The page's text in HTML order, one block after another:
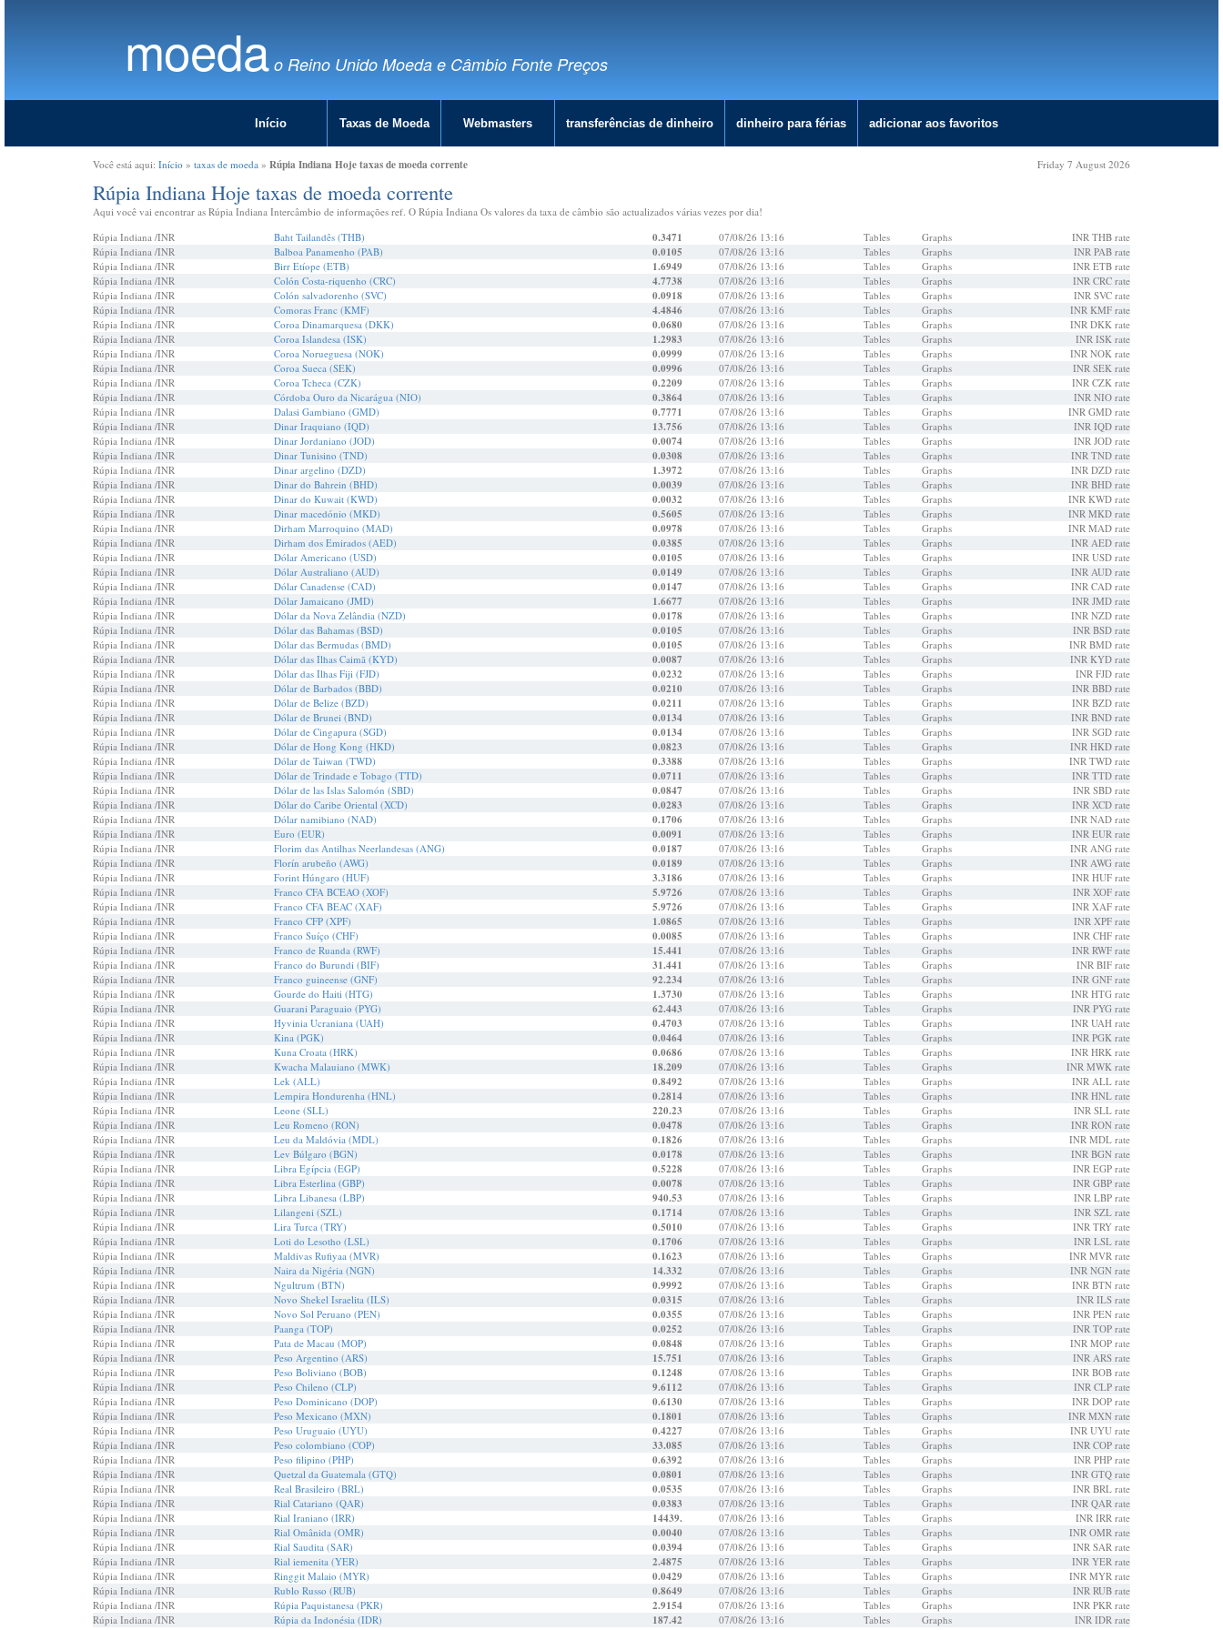
moeda o Reino Unido Moeda e Câmbio Fonte Preços
Início Taxas de Moeda Webmasters transferências de dinheiro dinheiro para férias adicionar aos favoritos
Você está aqui: Início » taxas de moeda » Rúpia Indiana Hoje taxas de moeda corrente Friday 7 August 2026
Rúpia Indiana Hoje taxas de moeda corrente
Aqui você vai encontrar as Rúpia Indiana Intercâmbio de informações ref. O Rúpia Indiana Os valores da taxa de câmbio são actualizados várias vezes por dia!
Rúpia Indiana /INR
Baht Tailandês (THB) 0.3471 07/08/26 13:16 Tables Graphs
INR THB rate
Rúpia Indiana /INR
Balboa Panamenho (PAB) 0.0105 07/08/26 13:16 Tables Graphs
INR PAB rate
Rúpia Indiana /INR
Birr Etíope (ETB) 1.6949 07/08/26 13:16 Tables Graphs
INR ETB rate
Rúpia Indiana /INR
Colón Costa-riquenho (CRC) 4.7738 07/08/26 13:16 Tables Graphs
INR CRC rate
Rúpia Indiana /INR
Colón salvadorenho (SVC) 0.0918 07/08/26 13:16 Tables Graphs
INR SVC rate
Rúpia Indiana /INR
Comoras Franc (KMF) 4.4846 07/08/26 13:16 Tables Graphs
INR KMF rate
Rúpia Indiana /INR
Coroa Dinamarquesa (DKK) 0.0680 07/08/26 13:16 Tables Graphs
INR DKK rate
Rúpia Indiana /INR
Coroa Islandesa (ISK) 1.2983 07/08/26 13:16 Tables Graphs
INR ISK rate
Rúpia Indiana /INR
Coroa Norueguesa (NOK) 0.0999 07/08/26 13:16 Tables Graphs
INR NOK rate
Rúpia Indiana /INR
Coroa Sueca (SEK) 0.0996 07/08/26 13:16 Tables Graphs
INR SEK rate
Rúpia Indiana /INR
Coroa Tcheca (CZK) 0.2209 07/08/26 13:16 Tables Graphs
INR CZK rate
Rúpia Indiana /INR
Córdoba Ouro da Nicarágua (NIO) 0.3864 07/08/26 13:16 Tables Graphs
INR NIO rate
Rúpia Indiana /INR
Dalasi Gambiano (GMD) 0.7771 07/08/26 13:16 Tables Graphs
INR GMD rate
Rúpia Indiana /INR
Dinar Iraquiano (IQD) 13.756 07/08/26 13:16 Tables Graphs
INR IQD rate
Rúpia Indiana /INR
Dinar Jordaniano (JOD) 0.0074 07/08/26 13:16 Tables Graphs
INR JOD rate
Rúpia Indiana /INR
Dinar Tunisino (TND) 0.0308 07/08/26 13:16 Tables Graphs
INR TND rate
Rúpia Indiana /INR
Dinar argelino (DZD) 1.3972 07/08/26 13:16 Tables Graphs
INR DZD rate
Rúpia Indiana /INR
Dinar do Bahrein (BHD) 0.0039 07/08/26 13:16 Tables Graphs
INR BHD rate
Rúpia Indiana /INR
Dinar do Kuwait (KWD) 0.0032 07/08/26 13:16 Tables Graphs
INR KWD rate
Rúpia Indiana /INR
Dinar macedónio (MKD) 0.5605 07/08/26 13:16 Tables Graphs
INR MKD rate
Rúpia Indiana /INR
Dirham Marroquino (MAD) 0.0978 07/08/26 13:16 Tables Graphs
INR MAD rate
Rúpia Indiana /INR
Dirham dos Emirados (AED) 0.0385 07/08/26 13:16 Tables Graphs
INR AED rate
Rúpia Indiana /INR
Dólar Americano (USD) 0.0105 07/08/26 13:16 Tables Graphs
INR USD rate
Rúpia Indiana /INR
Dólar Australiano (AUD) 0.0149 07/08/26 13:16 Tables Graphs
INR AUD rate
Rúpia Indiana /INR
Dólar Canadense (CAD) 0.0147 07/08/26 13:16 Tables Graphs
INR CAD rate
Rúpia Indiana /INR
Dólar Jamaicano (JMD) 1.6677 07/08/26 13:16 Tables Graphs
INR JMD rate
Rúpia Indiana /INR
Dólar da Nova Zelândia (NZD) 0.0178 07/08/26 13:16 Tables Graphs
INR NZD rate
Rúpia Indiana /INR
Dólar das Bahamas (BSD) 0.0105 07/08/26 13:16 Tables Graphs
INR BSD rate
Rúpia Indiana /INR
Dólar das Bermudas (BMD) 0.0105 07/08/26 13:16 Tables Graphs
INR BMD rate
Rúpia Indiana /INR
Dólar das Ilhas Caimã (KYD) 0.0087 07/08/26 13:16 Tables Graphs
INR KYD rate
Rúpia Indiana /INR
Dólar das Ilhas Fiji (FJD) 0.0232 07/08/26 13:16 Tables Graphs
INR FJD rate
Rúpia Indiana /INR
Dólar de Barbados (BBD) 0.0210 07/08/26 13:16 Tables Graphs
INR BBD rate
Rúpia Indiana /INR
Dólar de Belize (BZD) 0.0211 07/08/26 13:16 Tables Graphs
INR BZD rate
Rúpia Indiana /INR
Dólar de Brunei (BND) 0.0134 07/08/26 13:16 Tables Graphs
INR BND rate
Rúpia Indiana /INR
Dólar de Cingapura (SGD) 0.0134 07/08/26 13:16 Tables Graphs
INR SGD rate
Rúpia Indiana /INR
Dólar de Hong Kong (HKD) 0.0823 07/08/26 13:16 Tables Graphs
INR HKD rate
Rúpia Indiana /INR
Dólar de Taiwan (TWD) 0.3388 07/08/26 13:16 Tables Graphs
INR TWD rate
Rúpia Indiana /INR
Dólar de Trindade e Tobago (TTD) 0.0711 07/08/26 13:16 Tables Graphs
INR TTD rate
Rúpia Indiana /INR
Dólar de las Islas Salomón (SBD) 0.0847 07/08/26 13:16 Tables Graphs
INR SBD rate
Rúpia Indiana /INR
Dólar do Caribe Oriental (XCD) 0.0283 07/08/26 13:16 Tables Graphs
INR XCD rate
Rúpia Indiana /INR
Dólar namibiano (NAD) 0.1706 07/08/26 13:16 Tables Graphs
INR NAD rate
Rúpia Indiana /INR
Euro (EUR) 0.0091 07/08/26 13:16 Tables Graphs
INR EUR rate
Rúpia Indiana /INR
Florim das Antilhas Neerlandesas (ANG) 0.0187 07/08/26 13:16 Tables Graphs
INR ANG rate
Rúpia Indiana /INR
Florín arubeño (AWG) 0.0189 07/08/26 13:16 Tables Graphs
INR AWG rate
Rúpia Indiana /INR
Forint Húngaro (HUF) 3.3186 07/08/26 13:16 Tables Graphs
INR HUF rate
Rúpia Indiana /INR
Franco CFA BCEAO (XOF) 5.9726 07/08/26 13:16 Tables Graphs
INR XOF rate
Rúpia Indiana /INR
Franco CFA BEAC (XAF) 5.9726 07/08/26 13:16 Tables Graphs
INR XAF rate
Rúpia Indiana /INR
Franco CFP (XPF) 1.0865 07/08/26 13:16 Tables Graphs
INR XPF rate
Rúpia Indiana /INR
Franco Suíço (CHF) 0.0085 07/08/26 13:16 Tables Graphs
INR CHF rate
Rúpia Indiana /INR
Franco de Ruanda (RWF) 15.441 07/08/26 13:16 Tables Graphs
INR RWF rate
Rúpia Indiana /INR
Franco do Burundi (BIF) 31.441 07/08/26 13:16 Tables Graphs
INR BIF rate
Rúpia Indiana /INR
Franco guineense (GNF) 92.234 07/08/26 13:16 Tables Graphs
INR GNF rate
Rúpia Indiana /INR
Gourde do Haiti (HTG) 1.3730 07/08/26 13:16 Tables Graphs
INR HTG rate
Rúpia Indiana /INR
Guarani Paraguaio (PYG) 62.443 07/08/26 13:16 Tables Graphs
INR PYG rate
Rúpia Indiana /INR
Hyvinia Ucraniana (UAH) 0.4703 07/08/26 13:16 Tables Graphs
INR UAH rate
Rúpia Indiana /INR
Kina (PGK) 0.0464 07/08/26 13:16 Tables Graphs
INR PGK rate
Rúpia Indiana /INR
Kuna Croata (HRK) 0.0686 07/08/26 13:16 Tables Graphs
INR HRK rate
Rúpia Indiana /INR
Kwacha Malauiano (MWK) 18.209 07/08/26 13:16 Tables Graphs
INR MWK rate
Rúpia Indiana /INR
Lek (ALL) 0.8492 07/08/26 13:16 Tables Graphs
INR ALL rate
Rúpia Indiana /INR
Lempira Hondurenha (HNL) 0.2814 07/08/26 13:16 Tables Graphs
INR HNL rate
Rúpia Indiana /INR
Leone (SLL) 220.23 07/08/26 13:16 Tables Graphs
INR SLL rate
Rúpia Indiana /INR
Leu Romeno (RON) 0.0478 07/08/26 13:16 Tables Graphs
INR RON rate
Rúpia Indiana /INR
Leu da Maldóvia (MDL) 0.1826 07/08/26 13:16 Tables Graphs
INR MDL rate
Rúpia Indiana /INR
Lev Búlgaro (BGN) 0.0178 07/08/26 13:16 Tables Graphs
INR BGN rate
Rúpia Indiana /INR
Libra Egípcia (EGP) 0.5228 07/08/26 13:16 Tables Graphs
INR EGP rate
Rúpia Indiana /INR
Libra Esterlina (GBP) 0.0078 07/08/26 13:16 Tables Graphs
INR GBP rate
Rúpia Indiana /INR
Libra Libanesa (LBP) 940.53 07/08/26 13:16 Tables Graphs
INR LBP rate
Rúpia Indiana /INR
Lilangeni (SZL) 0.1714 07/08/26 13:16 Tables Graphs
INR SZL rate
Rúpia Indiana /INR
Lira Turca (TRY) 0.5010 07/08/26 13:16 Tables Graphs
INR TRY rate
Rúpia Indiana /INR
Loti do Lesotho (LSL) 0.1706 07/08/26 13:16 Tables Graphs
INR LSL rate
Rúpia Indiana /INR
Maldivas Rufiyaa (MVR) 0.1623 07/08/26 13:16 Tables Graphs
INR MVR rate
Rúpia Indiana /INR
Naira da Nigéria (NGN) 14.332 07/08/26 13:16 Tables Graphs
INR NGN rate
Rúpia Indiana /INR
Ngultrum (BTN) 0.9992 07/08/26 13:16 Tables Graphs
INR BTN rate
Rúpia Indiana /INR
Novo Shekel Israelita (ILS) 0.0315 07/08/26 13:16 Tables Graphs
INR ILS rate
Rúpia Indiana /INR
Novo Sol Peruano (PEN) 0.0355 07/08/26 13:16 Tables Graphs
INR PEN rate
Rúpia Indiana /INR
Paanga (TOP) 0.0252 07/08/26 13:16 Tables Graphs
INR TOP rate
Rúpia Indiana /INR
Pata de Macau (MOP) 0.0848 07/08/26 13:16 Tables Graphs
INR MOP rate
Rúpia Indiana /INR
Peso Argentino (ARS) 15.751 07/08/26 13:16 Tables Graphs
INR ARS rate
Rúpia Indiana /INR
Peso Boliviano (BOB) 0.1248 07/08/26 13:16 Tables Graphs
INR BOB rate
Rúpia Indiana /INR
Peso Chileno (CLP) 9.6112 07/08/26 13:16 Tables Graphs
INR CLP rate
Rúpia Indiana /INR
Peso Dominicano (DOP) 0.6130 07/08/26 13:16 Tables Graphs
INR DOP rate
Rúpia Indiana /INR
Peso Mexicano (MXN) 0.1801 07/08/26 13:16 Tables Graphs
INR MXN rate
Rúpia Indiana /INR
Peso Uruguaio (UYU) 0.4227 07/08/26 13:16 Tables Graphs
INR UYU rate
Rúpia Indiana /INR
Peso colombiano (COP) 33.085 07/08/26 13:16 Tables Graphs
INR COP rate
Rúpia Indiana /INR
Peso filipino (PHP) 0.6392 07/08/26 13:16 Tables Graphs
INR PHP rate
Rúpia Indiana /INR
Quetzal da Guatemala (GTQ) 0.0801 07/08/26 13:16 Tables Graphs
INR GTQ rate
Rúpia Indiana /INR
Real Brasileiro (BRL) 0.0535 07/08/26 13:16 Tables Graphs
INR BRL rate
Rúpia Indiana /INR
Rial Catariano (QAR) 0.0383 07/08/26 13:16 Tables Graphs
INR QAR rate
Rúpia Indiana /INR
Rial Iraniano (IRR) 14439. 07/08/26 13:16 Tables Graphs
INR IRR rate
Rúpia Indiana /INR
Rial Omânida (OMR) 0.0040 07/08/26 13:16 Tables Graphs
INR OMR rate
Rúpia Indiana /INR
Rial Saudita (SAR) 0.0394 07/08/26 13:16 Tables Graphs
INR SAR rate
Rúpia Indiana /INR
Rial iemenita (YER) 2.4875 07/08/26 13:16 Tables Graphs
INR YER rate
Rúpia Indiana /INR
Ringgit Malaio (MYR) 0.0429 07/08/26 13:16 Tables Graphs
INR MYR rate
Rúpia Indiana /INR
Rublo Russo (RUB) 0.8649 07/08/26 13:16 Tables Graphs
INR RUB rate
Rúpia Indiana /INR
Rúpia Paquistanesa (PKR) 2.9154 07/08/26 13:16 Tables Graphs
INR PKR rate
Rúpia Indiana /INR
Rúpia da Indonésia (IDR) 187.42 07/08/26 13:16 Tables Graphs
INR IDR rate